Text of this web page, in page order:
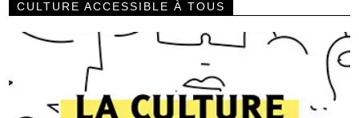
CULTURE ACCESSIBLE À TOUS